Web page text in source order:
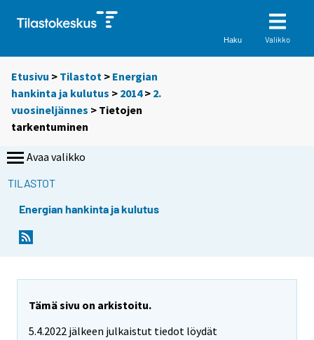
Haku Valikko
Etusivu > Tilastot > Energian
hankinta ja kulutus > 2014> 2.
vuosineljännes > Tietojen
tarkentuminen
Avaa valikko
TILASTOT
Energian hankinta ja kulutus
Tämä sivu on arkistoitu.
5.4.2022 jälkeen julkaistut tiedot löydät